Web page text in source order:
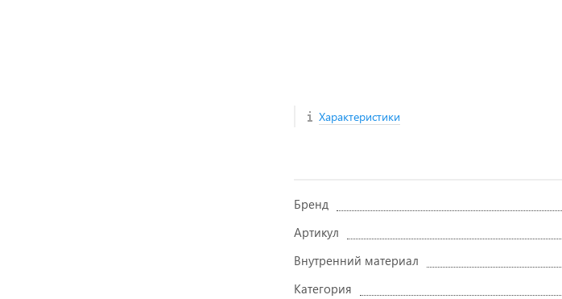
Характеристики
Бренд
Артикул
Внутренний материал
Категория